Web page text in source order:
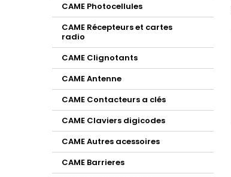
CAME Photocellules
CAME Récepteurs et cartes
radio
CAME Clignotants
CAME Antenne
CAME Contacteurs a clés
CAME Claviers digicodes
CAME Autres acessoires
CAME Barrieres